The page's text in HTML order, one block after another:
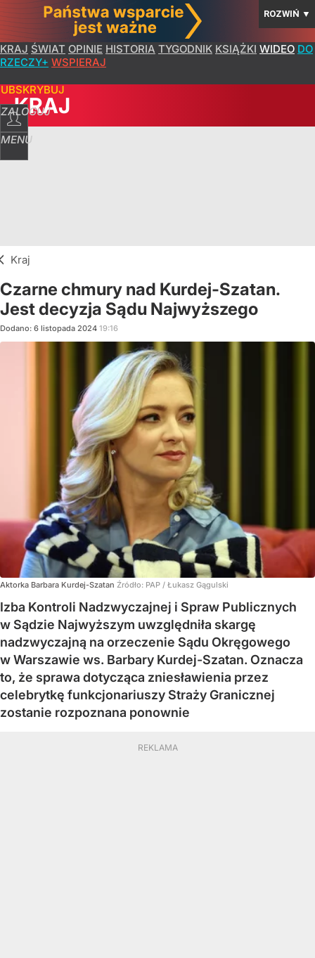
ROZWIŃ ▼
KRAJ ŚWIAT OPINIE HISTORIA TYGODNIK KSIĄŻKI WIDEO DO
RZECZY+ WSPIERAJ
ZALOGUJ
MENU
KRAJ
Kraj
Czarne chmury nad Kurdej-Szatan.
Jest decyzja Sądu Najwyższego
Dodano: 6 listopada 2024 19:16
Aktorka Barbara Kurdej-Szatan Źródło: PAP / Łukasz Gągulski
Izba Kontroli Nadzwyczajnej i Spraw Publicznych
w Sądzie Najwyższym uwzględniła skargę
nadzwyczajną na orzeczenie Sądu Okręgowego
w Warszawie ws. Barbary Kurdej-Szatan. Oznacza
to, że sprawa dotycząca zniesławienia przez
celebrytkę funkcjonariuszy Straży Granicznej
zostanie rozpoznana ponownie